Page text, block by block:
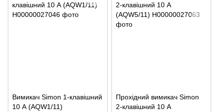
Вимикач Simon 1-клавішний
10 А (AQW1/11)
Прохідний вимикач Simon
2-клавішний 10 А